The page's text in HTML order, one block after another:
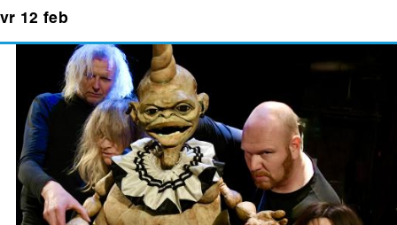
vr 12 feb